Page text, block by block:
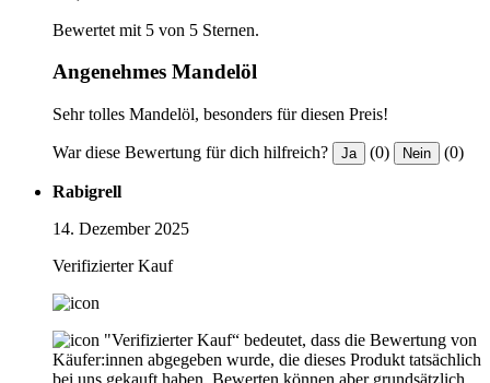
Bewertet mit 5 von 5 Sternen.
Angenehmes Mandelöl
Sehr tolles Mandelöl, besonders für diesen Preis!
War diese Bewertung für dich hilfreich? Ja (0) Nein (0)
Rabigrell
14. Dezember 2025
Verifizierter Kauf
"Verifizierter Kauf“ bedeutet, dass die Bewertung von
Käufer:innen abgegeben wurde, die dieses Produkt tatsächlich
bei uns gekauft haben. Bewerten können aber grundsätzlich